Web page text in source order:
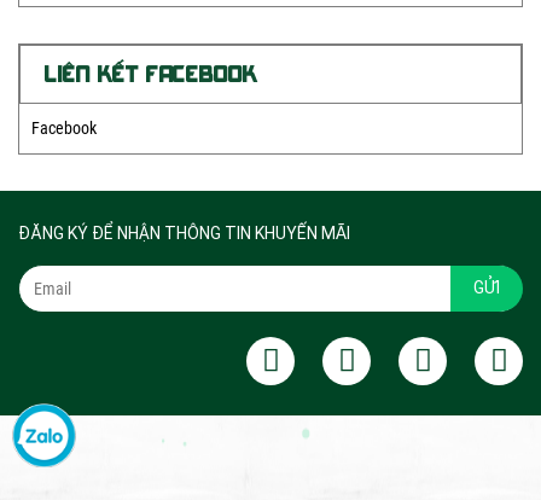
LIÊN KẾT FACEBOOK
Facebook
ĐĂNG KÝ ĐỂ NHẬN THÔNG TIN KHUYẾN MÃI
GỬI